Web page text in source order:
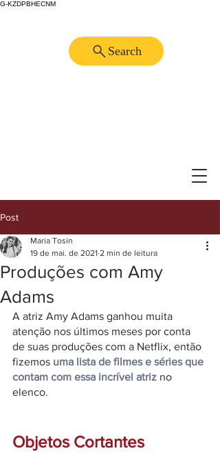
G-KZDPBHECNM
Search
Post
Produções com Amy
Adams
Maria Tosin
19 de mai. de 2021 2 min de leitura
A atriz Amy Adams ganhou muita
atenção nos últimos meses por conta
de suas produções com a Netflix, então
fizemos uma lista de filmes e séries que
contam com essa incrível atriz no
elenco.
Objetos Cortantes